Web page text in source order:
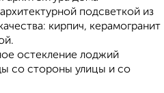
подсветкой из
кирпич, керамогранит
остекление лоджий
со стороны улицы и со